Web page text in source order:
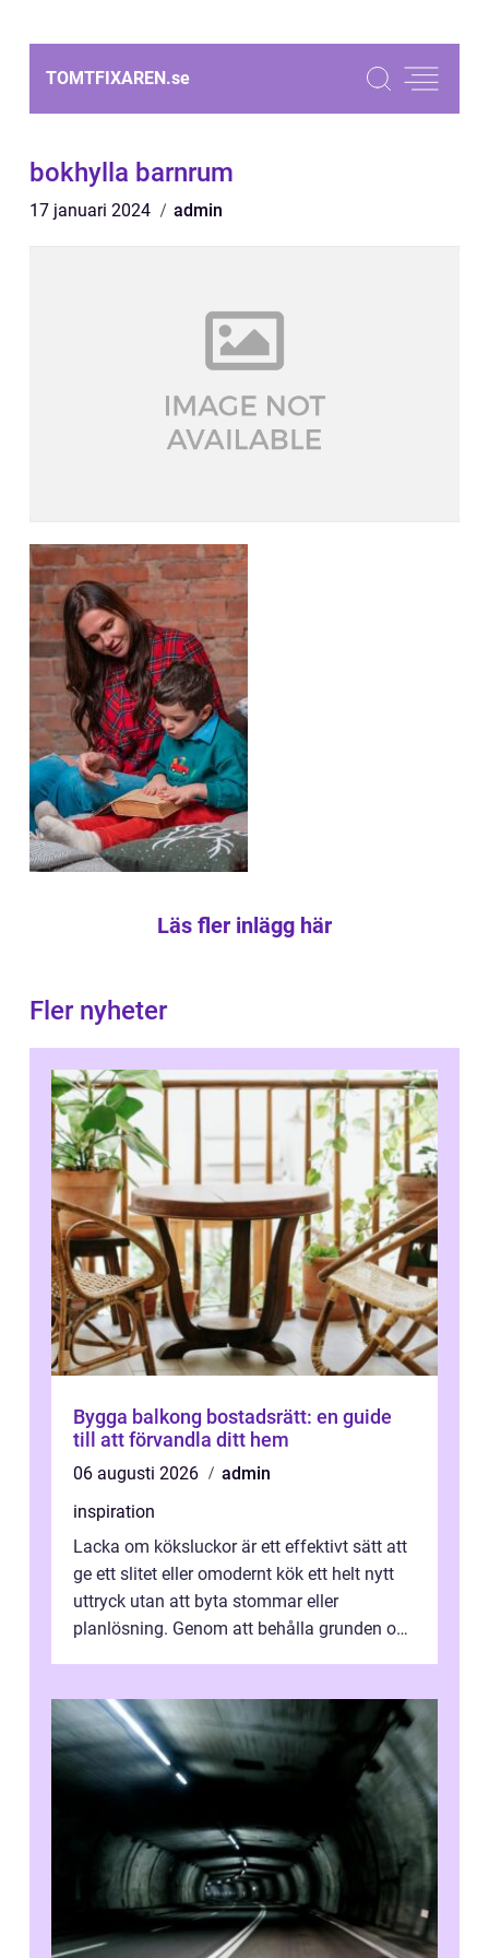
TOMTFIXAREN.se
bokhylla barnrum
17 januari 2024 admin
Läs fler inlägg här
Fler nyheter
Bygga balkong bostadsrätt: en guide
till att förvandla ditt hem
06 augusti 2026
admin
inspiration
Lacka om köksluckor är ett effektivt sätt att
ge ett slitet eller omodernt kök ett helt nytt
uttryck utan att byta stommar eller
planlösning. Genom att behålla grunden och